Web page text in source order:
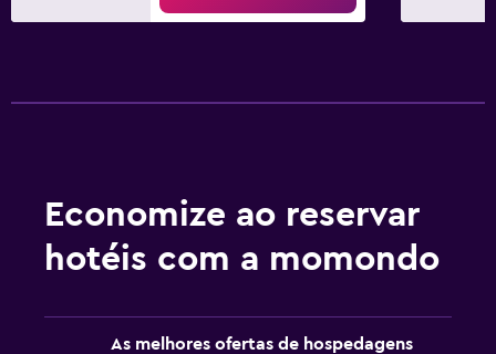
Economize ao reservar
hotéis com a momondo
As melhores ofertas de hospedagens